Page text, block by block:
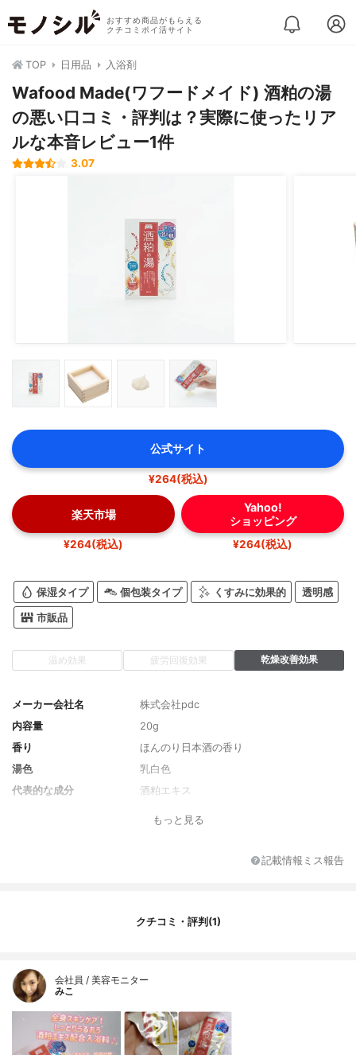
おすすめ商品がもらえる
クチコミポイ活サイト
TOP 日用品 入浴剤
Wafood Made(ワフードメイド) 酒粕の湯
の悪い口コミ・評判は？実際に使ったリア
ルな本音レビュー1件
3.07
公式サイト
¥264(税込)
楽天市場
¥264(税込)
Yahoo!
ショッピング
¥264(税込)
保湿タイプ 個包装タイプ くすみに効果的 透明感
市販品
温め効果 疲労回復効果 乾燥改善効果
メーカー会社名
株式会社pdc
内容量
20g
香り
ほんのり日本酒の香り
湯色
乳白色
代表的な成分
酒粕エキス
トリエチルヘキサノイン、オリーブ果実
油、グリセリン、水、セルロース、香料、
キス、キュウリ果実エキス、スフィンゴ糖
化銀、エタノール、ヘキシルデシルリン酸
もっと見る
記載情報ミス報告
クチコミ・評判(1)
会社員 / 美容モニター
みこ